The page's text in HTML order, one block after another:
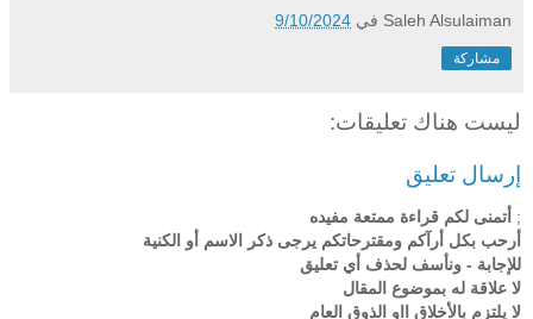
Saleh Alsulaiman في 9/10/2024
مشاركة
ليست هناك تعليقات:
إرسال تعليق
; أتمنى لكم قراءة ممتعة مفيده
أرحب بكل أرآكم ومقترحاتكم يرجى ذكر الاسم أو الكنية
للإجابة - ونأسف لحذف أي تعليق
لا علاقة له بموضوع المقال
لا يلتزم بالأخلاق ااو الذوق العام